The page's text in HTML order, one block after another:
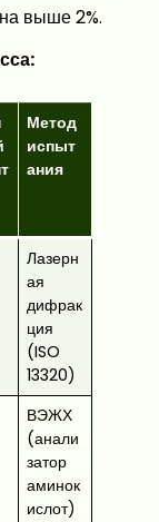
выше 2%.
Метод
испыт
ания
Лазерн
ая
дифрак
ция
(ISO
13320)
ВЭЖХ
(анали
затор
аминок
ислот)